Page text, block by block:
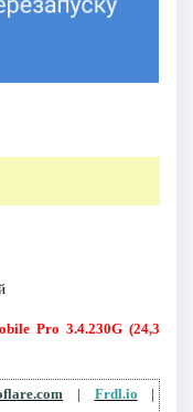
Pro 3.4.230G (24,3
| Frdl.io |